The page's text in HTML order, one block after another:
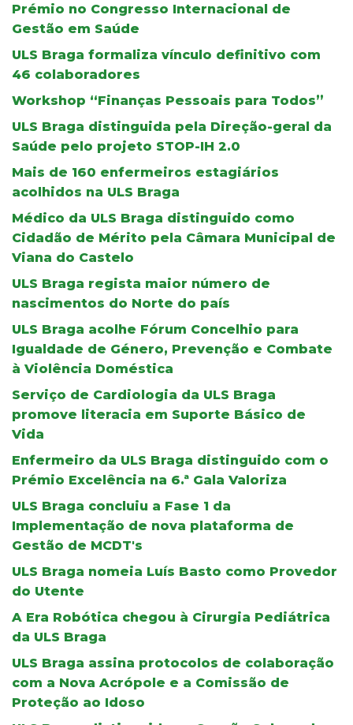
Prémio no Congresso Internacional de
Gestão em Saúde
ULS Braga formaliza vínculo definitivo com
46 colaboradores
Workshop “Finanças Pessoais para Todos”
ULS Braga distinguida pela Direção-geral da
Saúde pelo projeto STOP-IH 2.0
Mais de 160 enfermeiros estagiários
acolhidos na ULS Braga
Médico da ULS Braga distinguido como
Cidadão de Mérito pela Câmara Municipal de
Viana do Castelo
ULS Braga regista maior número de
nascimentos do Norte do país
ULS Braga acolhe Fórum Concelhio para
Igualdade de Género, Prevenção e Combate
à Violência Doméstica
Serviço de Cardiologia da ULS Braga
promove literacia em Suporte Básico de
Vida
Enfermeiro da ULS Braga distinguido com o
Prémio Excelência na 6.ª Gala Valoriza
ULS Braga concluiu a Fase 1 da
Implementação de nova plataforma de
Gestão de MCDT's
ULS Braga nomeia Luís Basto como Provedor
do Utente
A Era Robótica chegou à Cirurgia Pediátrica
da ULS Braga
ULS Braga assina protocolos de colaboração
com a Nova Acrópole e a Comissão de
Proteção ao Idoso